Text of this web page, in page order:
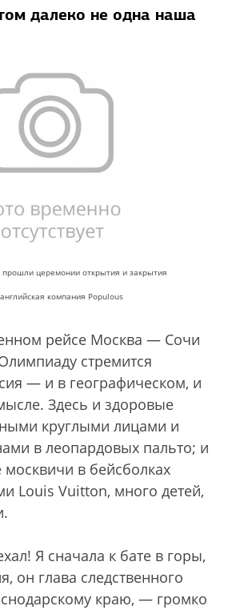
далеко не одна наша
церемонии открытия и закрытия
компания Populous
рейсе Москва — Сочи
стремится
— и в географическом, и
Здесь и здоровые
круглыми лицами и
в леопардовых пальто; и
в бейсболках
Louis Vuitton, много детей,
Я сначала к бате в горы,
он глава следственного
краю, — громко